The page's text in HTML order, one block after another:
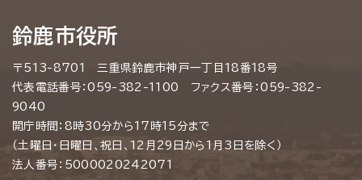
鈴鹿市役所
〒513-8701 三重県鈴鹿市神戸一丁目18番18号
代表電話番号：059-382-1100 ファクス番号：059-382-
9040
開庁時間：8時30分から17時15分まで
（土曜日・日曜日、祝日、12月29日から1月3日を除く）
法人番号：5000020242071